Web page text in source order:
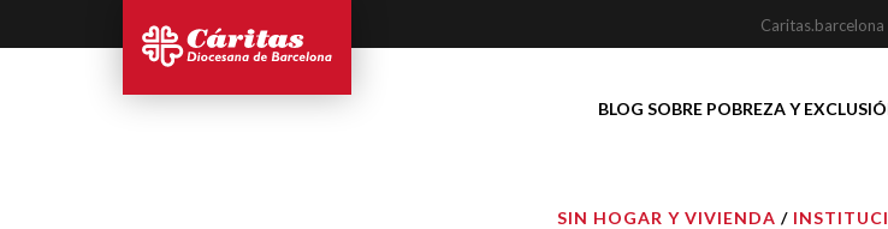
Caritas.barcelona
BLOG SOBRE POBREZA Y
SIN HOGAR Y VIVIENDA /